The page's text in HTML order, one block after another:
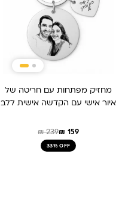
מחזיק מפתחות עם חריטה של
איור אישי עם הקדשה אישית ללב
₪239₪ 159
33% OFF